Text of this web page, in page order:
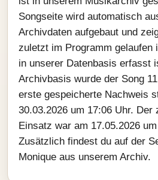
Songseite wird automatisch
Archivdaten aufgebaut und
zuletzt im Programm gelaufen
in unserer Datenbasis erfasst
Archivbasis wurde der Song
erste gespeicherte Nachweis
30.03.2026 um 17:06 Uhr. Der
Einsatz war am 17.05.2026
Zusätzlich findest du auf der
Monique aus unserem Archiv.